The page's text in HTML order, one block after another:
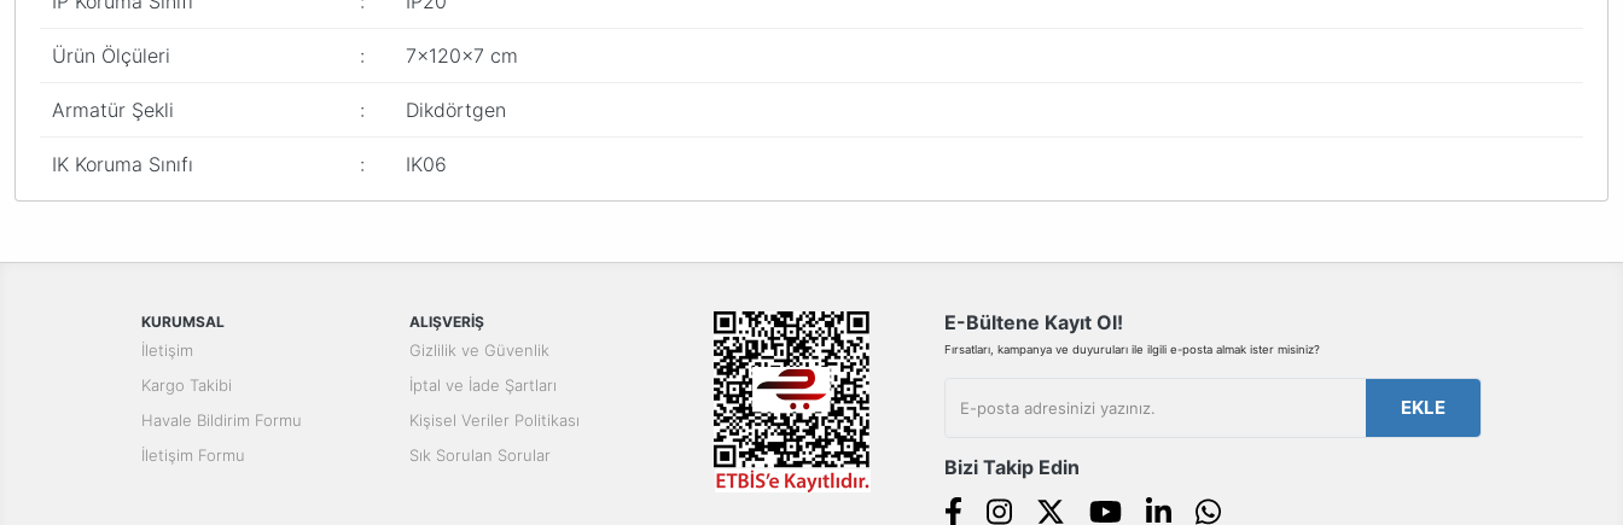
Ürün Ölçüleri : 7x120x7 cm
Armatür Şekli : Dikdörtgen
IK Koruma Sınıfı : IK06
Ürün bilgilerinde hatalar bulunuyor.
Ürün fiyatı diğer sitelerden daha pahalı.
Bu ürüne benzer farklı alternatifler olmalı.
KURUMSAL
İletişim
Kargo Takibi
Havale Bildirim Formu
İletişim Formu
ALIŞVERİŞ
Gizlilik ve Güvenlik
İptal ve İade Şartları
Kişisel Veriler Politikası
Sık Sorulan Sorular
E-Bültene Kayıt Ol!
Fırsatları, kampanya ve duyuruları ile ilgili e-posta almak ister misiniz?
EKLE
Bizi Takip Edin